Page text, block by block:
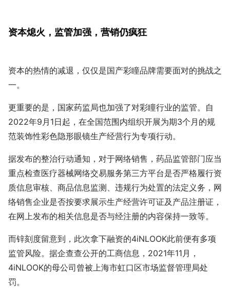
资本熄火，监管加强，营销仍疯狂
资本的热情的减退，仅仅是国产彩瞳品牌需要面对的挑战之
一。
更重要的是，国家药监局也加强了对彩瞳行业的监管。自
2022年9月1日起，在全国范围内组织开展为期3个月的规
范装饰性彩色隐形眼镜生产经营行为专项行动。
据发布的整治行动通知，对于网络销售，药品监管部门应当
重点检查医疗器械网络交易服务第三方平台是否严格履行资
质信息审核、商品信息监测、违规行为处置的法定义务，网
络销售企业是否按要求展示生产经营许可证及产品注册证，
在网上发布的相关信息是否与经注册的内容保持一致等。
而锌刻度留意到，此次拿下融资的4iNLOOK此前便有多项
监管风险。据企查查公开的工商信息，2021年11月，
4iNLOOK的母公司曾被上海市虹口区市场监督管理局处
罚。